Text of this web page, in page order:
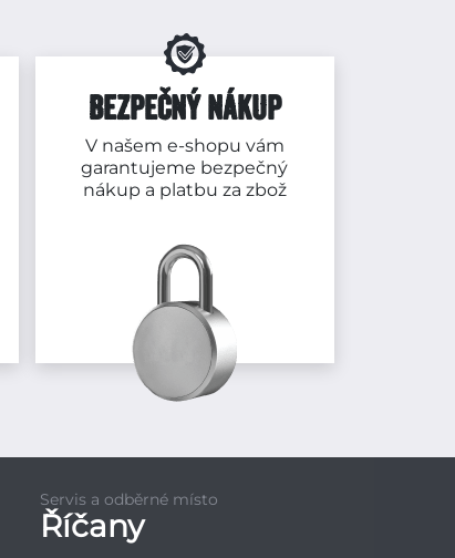
BEZPEČNÝ NÁKUP
V našem e-shopu vám
garantujeme bezpečný
nákup a platbu za zbož
Servis a odběrné místo
Říčany